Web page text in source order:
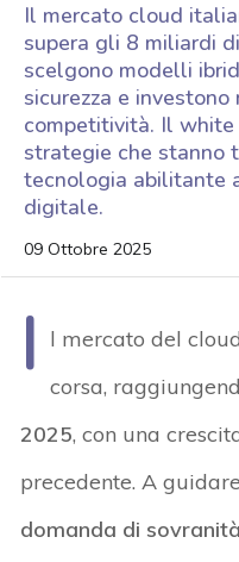
Il mercato cloud
supera gli 8 miliardi
scelgono modelli
sicurezza e investono
competitività. Il
strategie che stanno
tecnologia abilitante
digitale.
09 Ottobre 2025
I
l mercato del
corsa,
2025, con una
precedente. A
domanda di